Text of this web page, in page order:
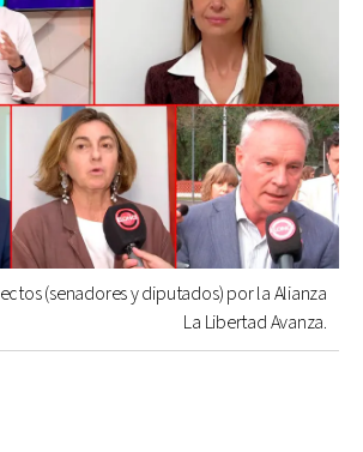
(senadores y diputados) por la Alianza
La Libertad Avanza.